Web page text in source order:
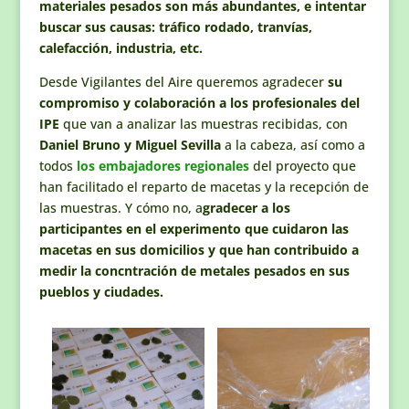
materiales pesados son más abundantes, e intentar
buscar sus causas: tráfico rodado, tranvías,
calefacción, industria, etc.
Desde Vigilantes del Aire queremos agradecer su
compromiso y colaboración a los profesionales del
IPE que van a analizar las muestras recibidas, con
Daniel Bruno y Miguel Sevillaa la cabeza, así como a
todos los embajadores regionalesdel proyecto que
han facilitado el reparto de macetas y la recepción de
las muestras. Y cómo no, agradecer a los
participantes en el experimento que cuidaron las
macetas en sus domicilios y que han contribuido a
medir la concntración de metales pesados en sus
pueblos y ciudades.